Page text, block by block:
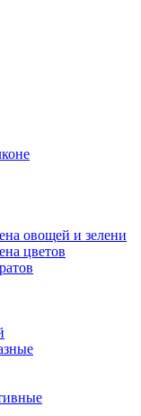
овощей и зелени
цветов